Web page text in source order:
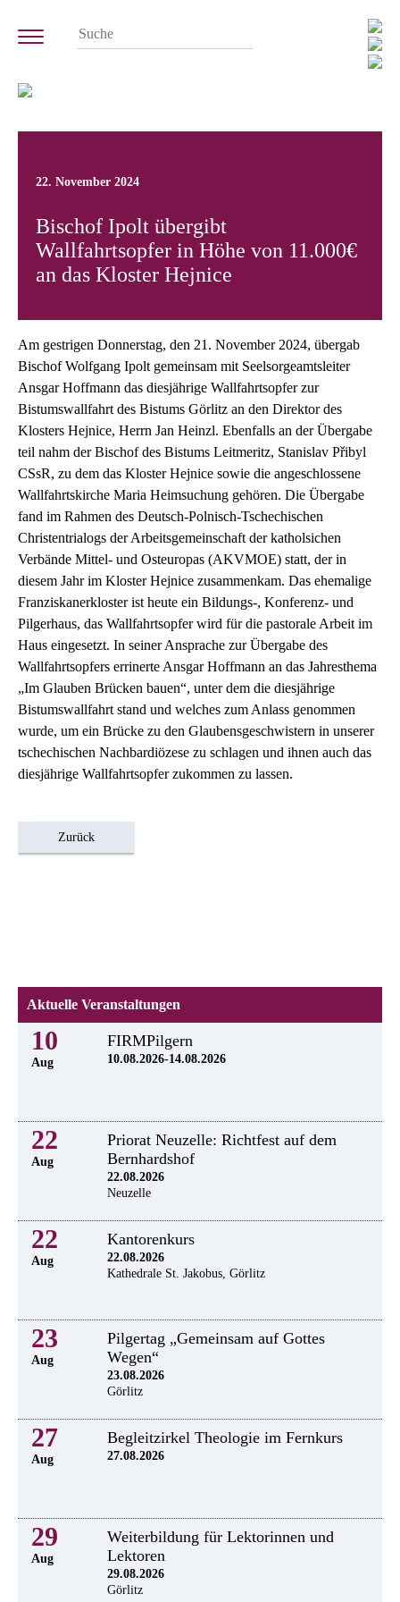
22. November 2024
Bischof Ipolt übergibt
Wallfahrtsopfer in Höhe von 11.000€
an das Kloster Hejnice
Am gestrigen Donnerstag, den 21. November 2024, übergab
Bischof Wolfgang Ipolt gemeinsam mit Seelsorgeamtsleiter
Ansgar Hoffmann das diesjährige Wallfahrtsopfer zur
Bistumswallfahrt des Bistums Görlitz an den Direktor des
Klosters Hejnice, Herrn Jan Heinzl. Ebenfalls an der Übergabe
teil nahm der Bischof des Bistums Leitmeritz, Stanislav Přibyl
CSsR, zu dem das Kloster Hejnice sowie die angeschlossene
Wallfahrtskirche Maria Heimsuchung gehören. Die Übergabe
fand im Rahmen des Deutsch-Polnisch-Tschechischen
Christentrialogs der Arbeitsgemeinschaft der katholsichen
Verbände Mittel- und Osteuropas (AKVMOE) statt, der in
diesem Jahr im Kloster Hejnice zusammenkam. Das ehemalige
Franziskanerkloster ist heute ein Bildungs-, Konferenz- und
Pilgerhaus, das Wallfahrtsopfer wird für die pastorale Arbeit im
Haus eingesetzt. In seiner Ansprache zur Übergabe des
Wallfahrtsopfers errinerte Ansgar Hoffmann an das Jahresthema
„Im Glauben Brücken bauen“, unter dem die diesjährige
Bistumswallfahrt stand und welches zum Anlass genommen
wurde, um ein Brücke zu den Glaubensgeschwistern in unserer
tschechischen Nachbardiözese zu schlagen und ihnen auch das
diesjährige Wallfahrtsopfer zukommen zu lassen.
Zurück
Aktuelle Veranstaltungen
10
Aug
FIRMPilgern
10.08.2026-14.08.2026
22
Aug
Priorat Neuzelle: Richtfest auf dem
Bernhardshof
22.08.2026
Neuzelle
22
Aug
Kantorenkurs
22.08.2026
Kathedrale St. Jakobus, Görlitz
23
Aug
Pilgertag „Gemeinsam auf Gottes
Wegen“
23.08.2026
Görlitz
27
Aug
Begleitzirkel Theologie im Fernkurs
27.08.2026
29
Aug
Weiterbildung für Lektorinnen und
Lektoren
29.08.2026
Görlitz